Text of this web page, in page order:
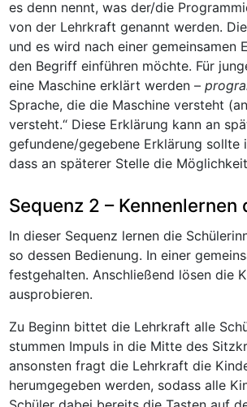
es denn nennt, was der/die
von der Lehrkraft genannt werden.
und es wird nach einer
den Begriff einführen möchte. Für
eine Maschine erklärt werden –
Sprache, die die Maschine versteht
versteht.“ Diese Erklärung kann an
gefundene/gegebene Erklärung
dass an späterer Stelle die
Sequenz 2 –
In dieser Sequenz lernen die
so dessen Bedienung. In einer
festgehalten. Anschließend lösen die
ausprobieren.
Zu Beginn bittet die Lehrkraft alle
stummen Impuls in die Mitte des
ansonsten fragt die Lehrkraft die
herumgegeben werden, sodass alle